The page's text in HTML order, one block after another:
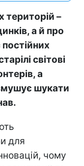
територій –
а й про
світові
а
шукати
для
чому